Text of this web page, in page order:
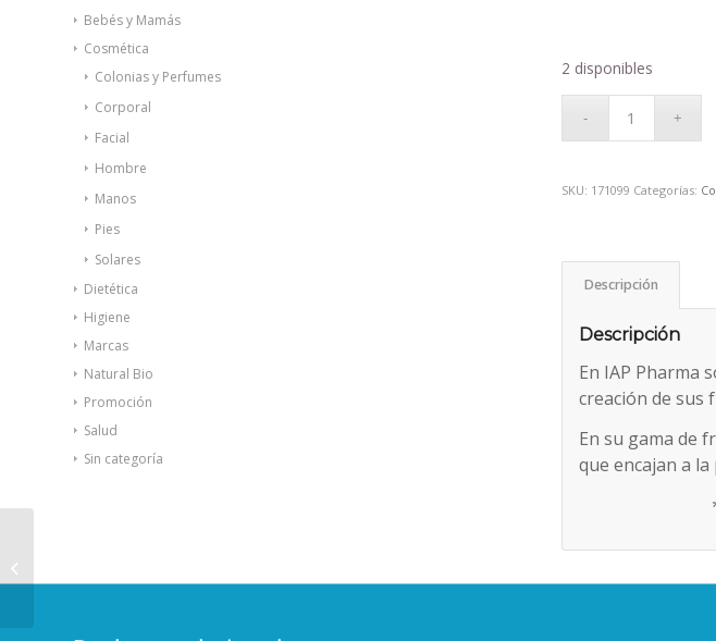
Bebés y Mamás
Cosmética
Colonias y Perfumes
Corporal
Facial
Hombre
Manos
Pies
Solares
Dietética
Higiene
Marcas
Natural Bio
Promoción
Salud
Sin categoría
2 disponibles
SKU: 171099 Categorías:
Descripción
Descripción
En IAP Pharma
creación de sus
En su gama de
que encajan a
* Tu